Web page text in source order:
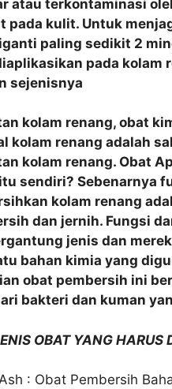
atau terkontaminasi
pada kulit. Untuk
paling sedikit 2
pada kolam
sejenisnya
kolam renang, obat
kolam renang adalah
kolam renang. Obat
sendiri? Sebenarnya
kolam renang
dan jernih. Fungsi
jenis dan
bahan kimia yang
obat pembersih ini
bakteri dan kuman
OBAT YANG HARUS
: Obat Pembersih